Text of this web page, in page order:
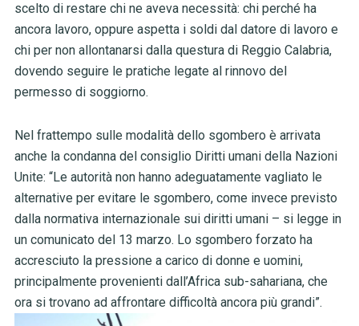
scelto di restare chi ne aveva necessità: chi perché ha
ancora lavoro, oppure aspetta i soldi dal datore di lavoro e
chi per non allontanarsi dalla questura di Reggio Calabria,
dovendo seguire le pratiche legate al rinnovo del
permesso di soggiorno.
Nel frattempo sulle modalità dello sgombero è arrivata
anche la condanna del consiglio Diritti umani della Nazioni
Unite: “Le autorità non hanno adeguatamente vagliato le
alternative per evitare le sgombero, come invece previsto
dalla normativa internazionale sui diritti umani – si legge in
un comunicato del 13 marzo. Lo sgombero forzato ha
accresciuto la pressione a carico di donne e uomini,
principalmente provenienti dall’Africa sub-sahariana, che
ora si trovano ad affrontare difficoltà ancora più grandi”.